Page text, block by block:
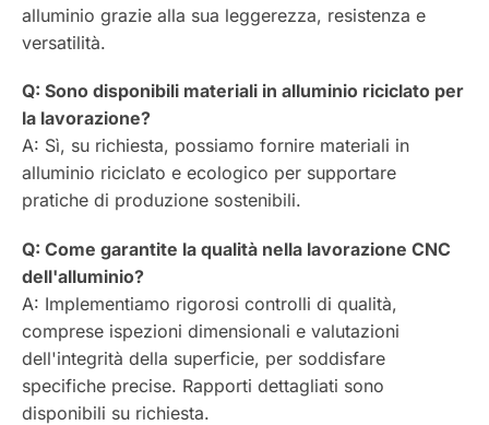
alluminio grazie alla sua leggerezza, resistenza e
versatilità.
Q: Sono disponibili materiali in alluminio riciclato per
la lavorazione?
A: Sì, su richiesta, possiamo fornire materiali in
alluminio riciclato e ecologico per supportare
pratiche di produzione sostenibili.
Q: Come garantite la qualità nella lavorazione CNC
dell'alluminio?
A: Implementiamo rigorosi controlli di qualità,
comprese ispezioni dimensionali e valutazioni
dell'integrità della superficie, per soddisfare
specifiche precise. Rapporti dettagliati sono
disponibili su richiesta.